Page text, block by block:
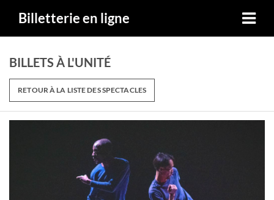
Billetterie en ligne
BILLETS À L'UNITÉ
RETOUR À LA LISTE DES SPECTACLES